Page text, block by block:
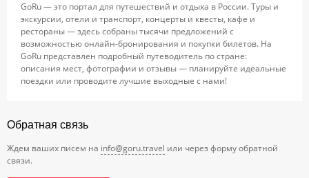
GoRu — это портал для путешествий и отдыха в России. Туры и
экскурсии, отели и транспорт, концерты и квесты, кафе и
рестораны — здесь собраны тысячи предложений с
возможностью онлайн-бронирования и покупки билетов. На
GoRu представлен подробный путеводитель по стране:
описания мест, фотографии и отзывы — планируйте идеальные
поездки или проводите лучшие выходные с нами!
Обратная связь
Ждем ваших писем на info@goru.travel или через форму обратной
связи.